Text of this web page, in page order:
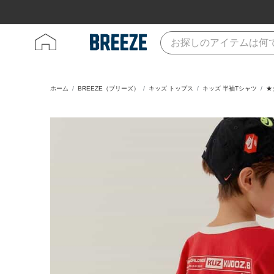
ホーム BREEZE（ブリーズ） キッズ トップス キッズ 半袖Tシャツ ★